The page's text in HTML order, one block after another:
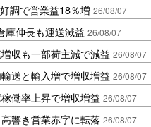
調で営業益18％増 26/08/07
庫伸長も運送減益 26/08/07
収も一部荷主減で減益 26/08/07
送と輸入増で増収増益 26/08/07
働率上昇で増収増益 26/08/07
響き営業赤字に転落 26/08/07